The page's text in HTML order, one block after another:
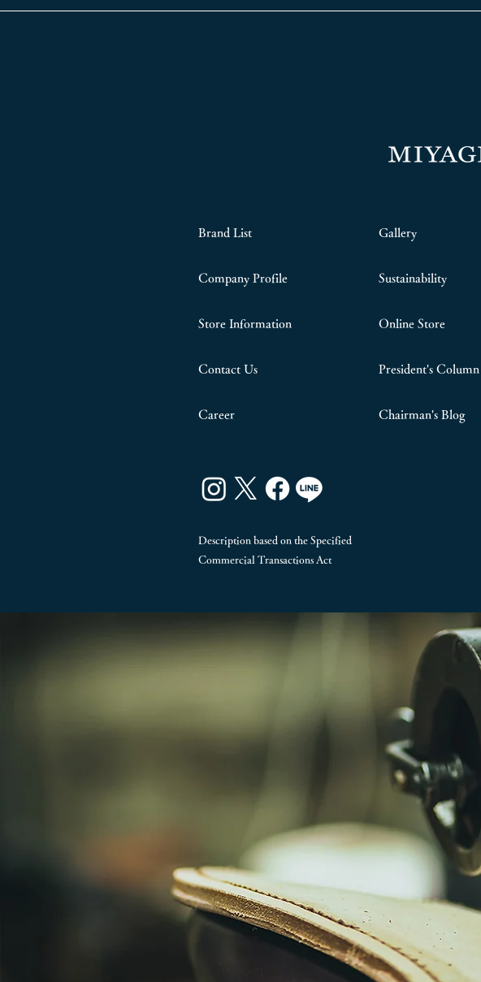
Brand List
Company Profile
Store Information
Contact Us
Career
Gallery
Sustainability
Online Store
President's Column
Chairman's Blog
Description based on the Specified
Commercial Transactions Act